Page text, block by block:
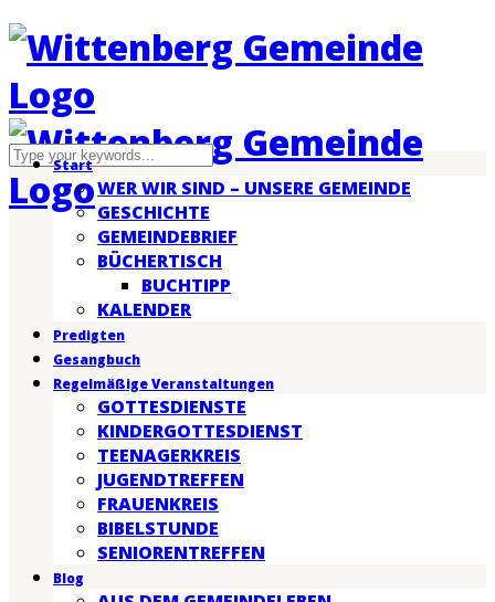
Start
WER WIR SIND – UNSERE GEMEINDE
GESCHICHTE
GEMEINDEBRIEF
BÜCHERTISCH
BUCHTIPP
KALENDER
Predigten
Gesangbuch
Regelmäßige Veranstaltungen
GOTTESDIENSTE
KINDERGOTTESDIENST
TEENAGERKREIS
JUGENDTREFFEN
FRAUENKREIS
BIBELSTUNDE
SENIORENTREFFEN
Blog